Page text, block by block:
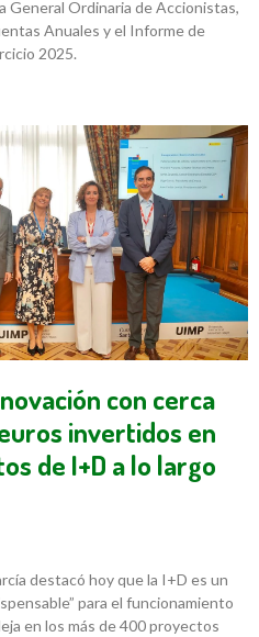
General Ordinaria de Accionistas,
Anuales y el Informe de
2025.
con cerca
invertidos en
de I+D a lo largo
destacó hoy que la I+D es un
para el funcionamiento
en los más de 400 proyectos